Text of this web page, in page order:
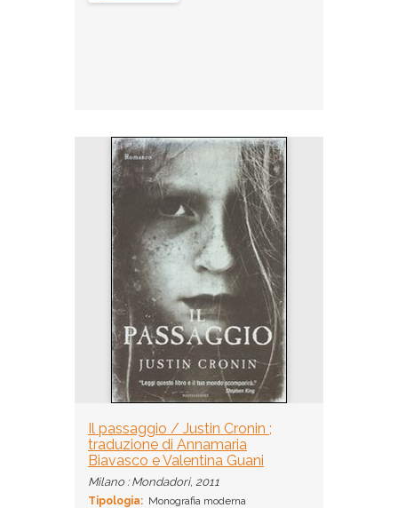
Il passaggio / Justin Cronin ;
traduzione di Annamaria
Biavasco e Valentina Guani
Milano : Mondadori, 2011
Tipologia: Monografia moderna